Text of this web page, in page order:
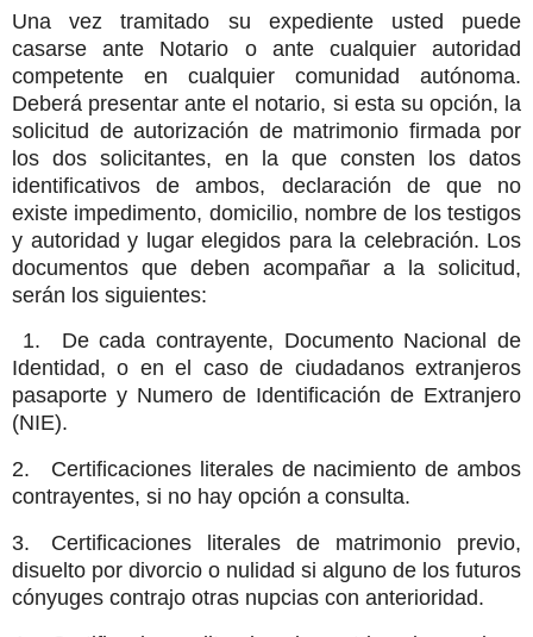
Una vez tramitado su expediente usted puede
casarse ante Notario o ante cualquier autoridad
competente en cualquier comunidad autónoma.
Deberá presentar ante el notario, si esta su opción, la
solicitud de autorización de matrimonio firmada por
los dos solicitantes, en la que consten los datos
identificativos de ambos, declaración de que no
existe impedimento, domicilio, nombre de los testigos
y autoridad y lugar elegidos para la celebración. Los
documentos que deben acompañar a la solicitud,
serán los siguientes:
1. De cada contrayente, Documento Nacional de
Identidad, o en el caso de ciudadanos extranjeros
pasaporte y Numero de Identificación de Extranjero
(NIE).
2. Certificaciones literales de nacimiento de ambos
contrayentes, si no hay opción a consulta.
3. Certificaciones literales de matrimonio previo,
disuelto por divorcio o nulidad si alguno de los futuros
cónyuges contrajo otras nupcias con anterioridad.